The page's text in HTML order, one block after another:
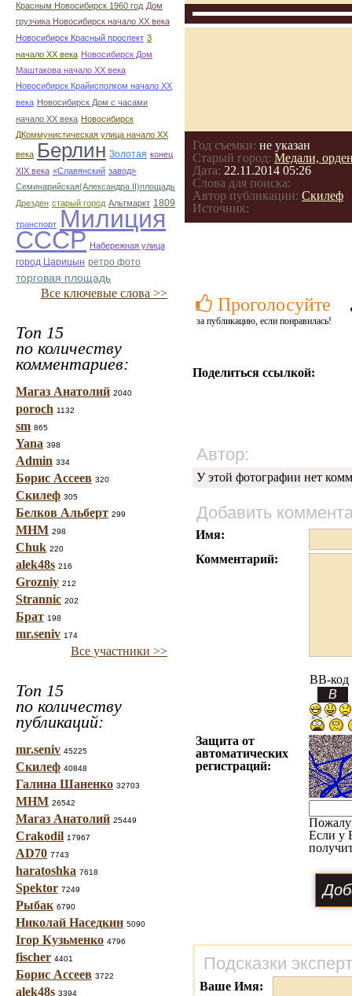
Красным Новосибирск 1960 год Дом
грузчика Новосибирск начало ХХ века
Новосибирск Красный проспект 3
начало ХХ века Новосибирск Дом
Маштакова начало ХХ века
Новосибирск Крайисполком начало ХХ
века Новосибирск Дом с часами
начало ХХ века Новосибирск
ДКоммунистическая улица начало ХХ
века Берлин Золотая конец
ХІХ века «Славянский завод»
Семинарийская(Александра II)площадь
Дрезден старый город Альтмаркт 1809
транспорт Милиция
СССР Набережная улица
город Царицын ретро фото
торговая площадь
Все ключевые слова >>
Топ 15
по количеству
комментариев:
Магаз Анатолий 2040
poroch 1132
sm 865
Yana 398
Admin 334
Борис Ассеев 320
Скилеф 305
Белков Альберт 299
МНМ 298
Chuk 220
alek48s 216
Grozniy 212
Strannic 202
Брат 198
mr.seniv 174
Все участники >>
Топ 15
по количеству
публикаций:
mr.seniv 45225
Скилеф 40848
Галина Шаненко 32703
МНМ 26542
Магаз Анатолий 25449
Crakodil 17967
AD70 7743
haratoshka 7618
Spektor 7249
Рыбак 6790
Николай Наседкин 5090
Ігор Кузьменко 4796
fischer 4401
Борис Ассеев 3722
alek48s 3394
Год съемки: не указан
Старый город: Медали,
Дата: 22.11.2014 05:26
Слова для поиска:
Автор публикации: Скилеф
Источник:
Проголосуйте
за публикацию, если понравилась!
Поделиться ссылкой:
Автор:
У этой фотографии нет
Добавить
Имя:
Комментарий:
BB-код
Защита от
автоматических
регистраций:
Если у
Подсказки
Ваше Имя: